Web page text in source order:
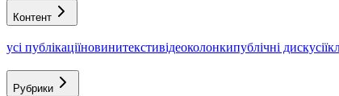
Контент
усі публікаціїновинитекстивідеоколонкипублічні дискусії
Рубрики